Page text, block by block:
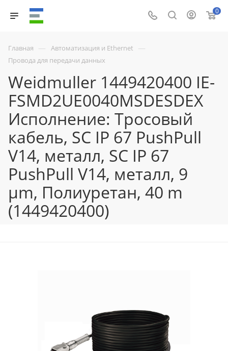
0
Главная — Автоматизация и Ethernet —
Провода для передачи данных
Weidmuller 1449420400 IE-
FSMD2UE0040MSDESDEX
Исполнение: Тросовый
кабель, SC IP 67 PushPull
V14, металл, SC IP 67
PushPull V14, металл, 9
µm, Полиуретан, 40 m
(1449420400)